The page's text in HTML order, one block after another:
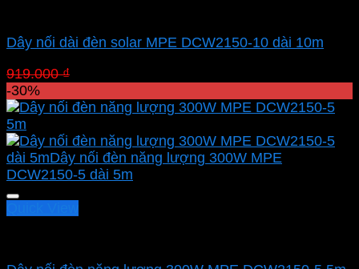
Dây nối dài đèn solar MPE DCW2150-10 dài 10m
919.000₫
là:
tại
643.300 ₫.
-30%